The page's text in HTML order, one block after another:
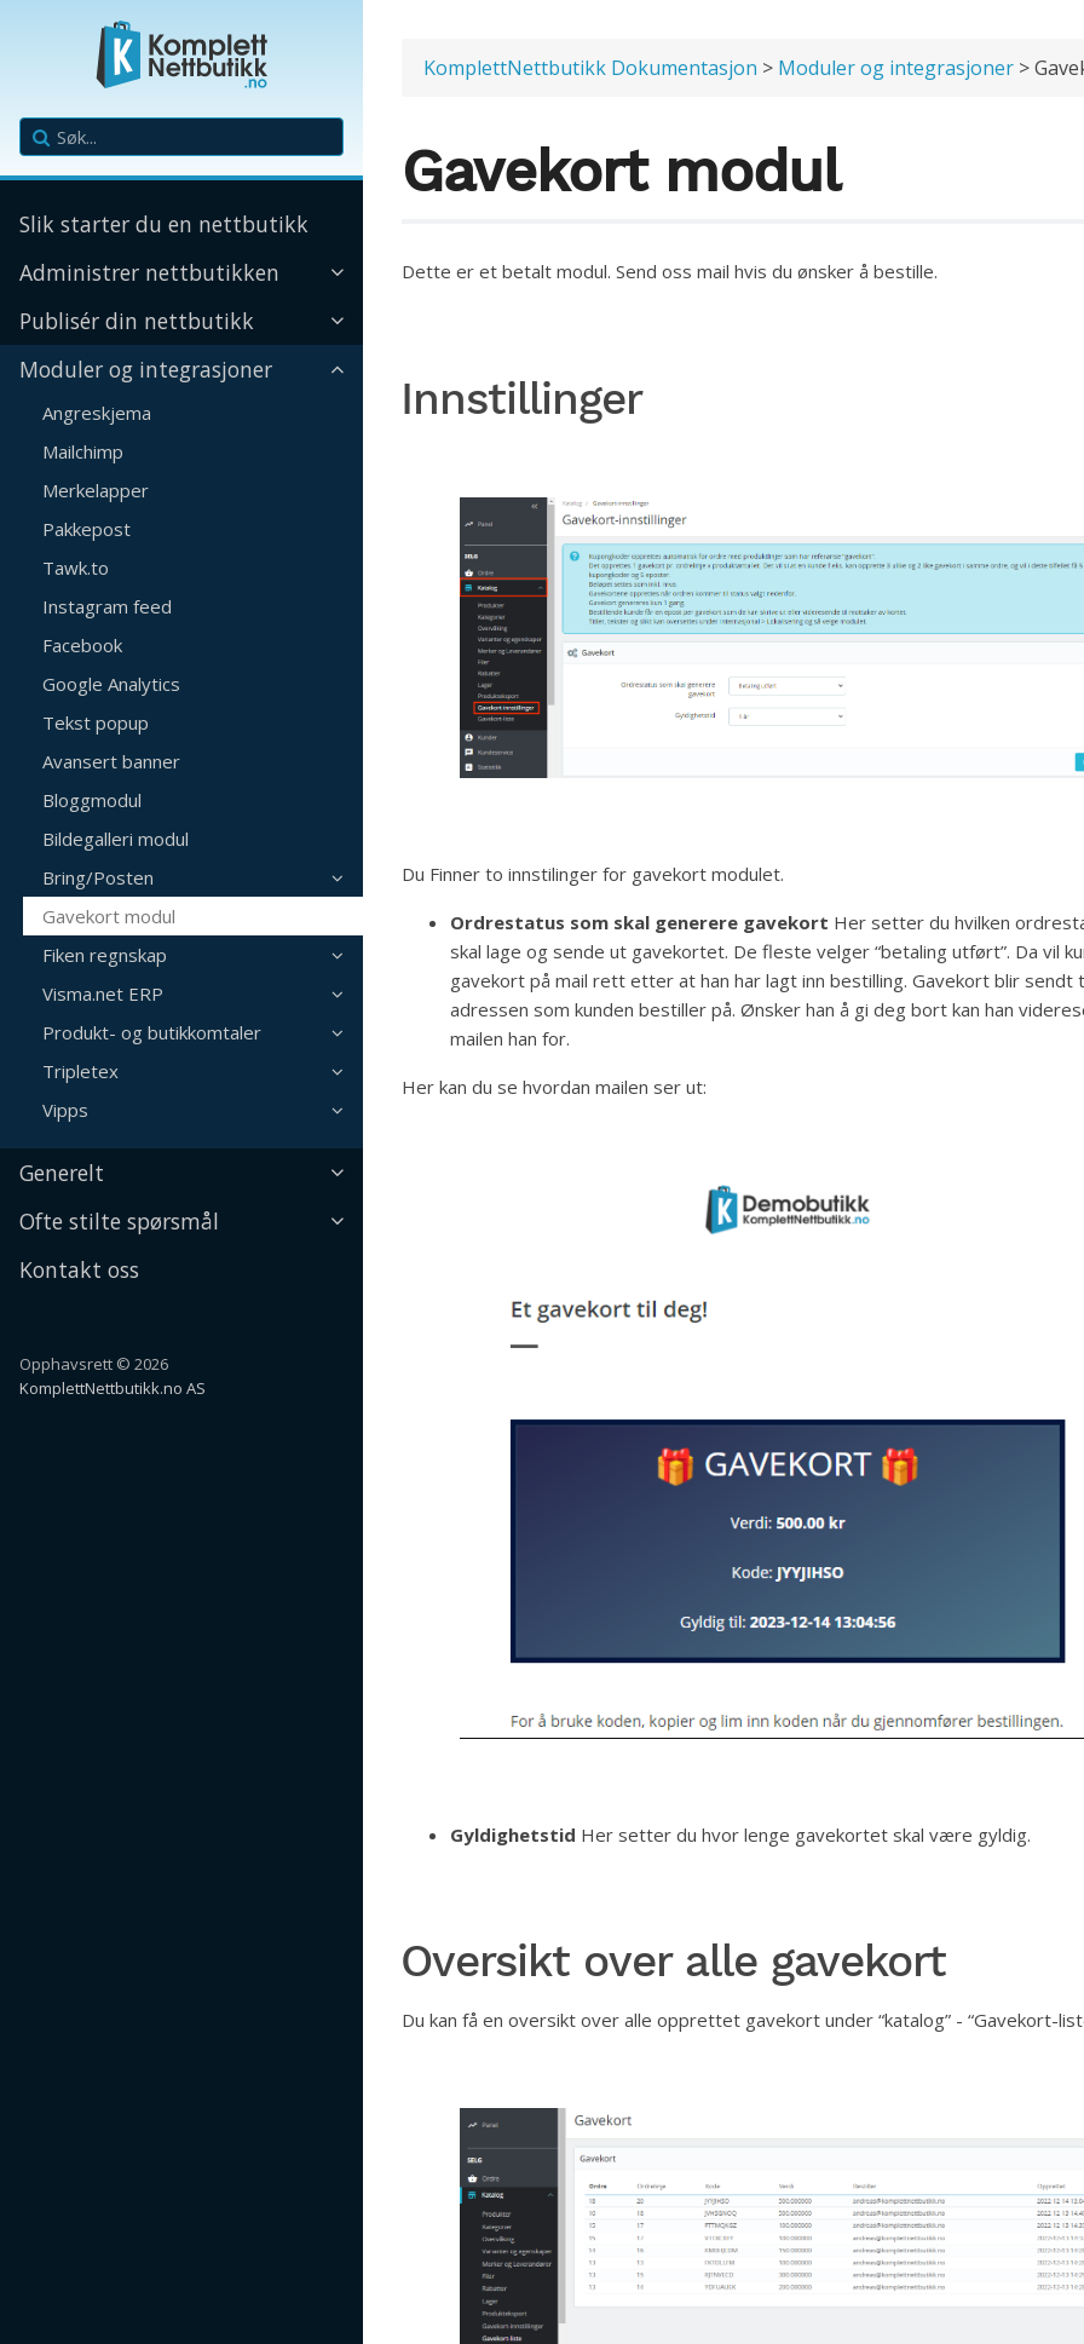
Slik starter du en nettbutikk
Administrer nettbutikken
Publisér din nettbutikk
Moduler og integrasjoner
Angreskjema
Mailchimp
Merkelapper
Pakkepost
Tawk.to
Instagram feed
Facebook
Google Analytics
Tekst popup
Avansert banner
Bloggmodul
Bildegalleri modul
Bring/Posten
Gavekort modul
Fiken regnskap
Visma.net ERP
Produkt- og butikkomtaler
Tripletex
Vipps
Generelt
Ofte stilte spørsmål
Kontakt oss
Opphavsrett © 2026
KomplettNettbutikk.no AS
KomplettNettbutikk Dokumentasjon > Moduler og integrasjoner>
Gavekort modul
Dette er et betalt modul. Send oss mail hvis du ønsker å bestille.
Innstillinger
Du Finner to innstilinger for gavekort modulet.
Ordrestatus som skal generere gavekort Her setter du hvilken
skal lage og sende ut gavekortet. De fleste velger “betaling utført”. Da vil
gavekort på mail rett etter at han har lagt inn bestilling. Gavekort blir sendt
adressen som kunden bestiller på. Ønsker han å gi deg bort kan han
mailen han for.
Her kan du se hvordan mailen ser ut:
Gyldighetstid Her setter du hvor lenge gavekortet skal være gyldig.
Oversikt over alle gavekort
Du kan få en oversikt over alle opprettet gavekort under “katalog” - “Gavekort-